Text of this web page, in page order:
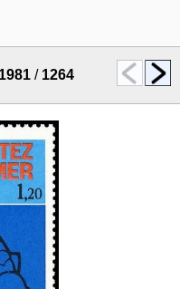
1981 / 1264